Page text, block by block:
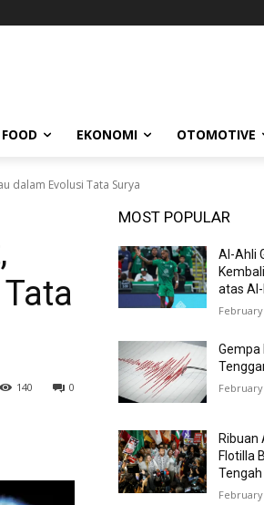
FOOD EKONOMI OTOMOTIVE
dalam Evolusi Tata Surya
0
140
MOST POPULAR
Al-Ahli
atas
February
Gempa
February
Ribuan
Flotilla
Tengah
February